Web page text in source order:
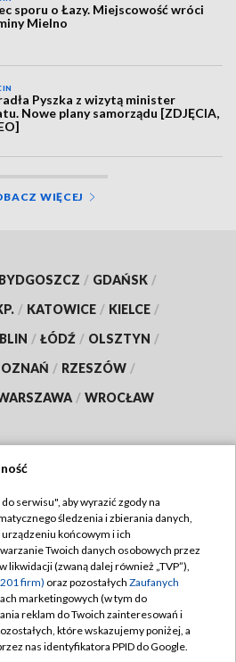
sporu o Łazy. Miejscowość wróci
Mielno
Pyszka z wizytą minister
Nowe plany samorządu [ZDJĘCIA,
WIĘCEJ
BYDGOSZCZ / GDAŃSK /
/ KATOWICE / KIELCE /
/ ŁÓDŹ / OLSZTYN /
/ RZESZÓW /
/ WROCŁAW
TVP
TVP
prywatności
Moje zgody
Pomoc
serwisu", aby wyrazić zgody na
śledzenia i zbierania danych,
końcowym i ich
Twoich danych osobowych przez
likwidacji (zwaną dalej również „TVP”),
firm) oraz pozostałych Zaufanych
marketingowych (w tym do
reklam do Twoich zainteresowań i
które wskazujemy poniżej, a
nas identyfikatora PPID do Google.